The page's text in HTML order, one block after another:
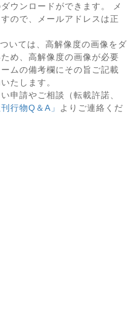
ウンロードができます。 メ
ので、メールアドレスは正
いては、高解像度の画像をダ
め、高解像度の画像が必要
ムの備考欄にその旨ご記載
たします。
申請やご相談（転載許諾、
刊行物Q＆A」
よりご連絡くだ